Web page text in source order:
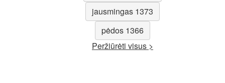
jausmingas 1373
pėdos 1366
Peržiūrėti visus >